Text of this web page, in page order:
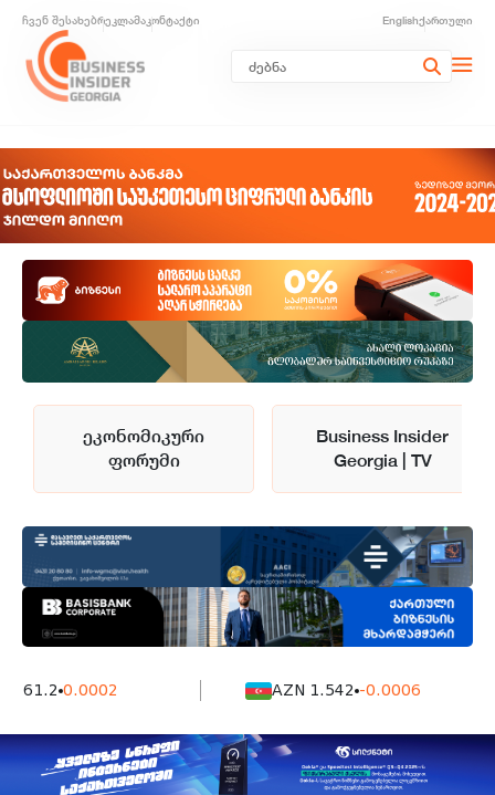
ჩვენ შესახებრეკლამაკონტაქტი Englishქართული
ეკონომიკური
ფორუმი
Business Insider
Georgia | TV
0.0002 AZN 1.542 -0.0006